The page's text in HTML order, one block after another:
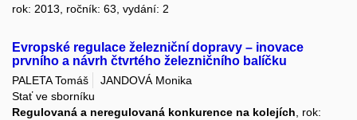
rok: 2013, ročník: 63, vydání: 2
Evropské regulace železniční dopravy – inovace
prvního a návrh čtvrtého železničního balíčku
PALETA Tomáš
JANDOVÁ Monika
Stať ve sborníku
Regulovaná a neregulovaná konkurence na kolejích , rok: